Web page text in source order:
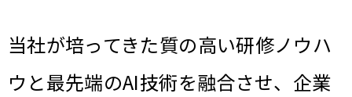
当社が培ってきた質の高い研修ノウハ
ウと最先端のAI技術を融合させ、企業